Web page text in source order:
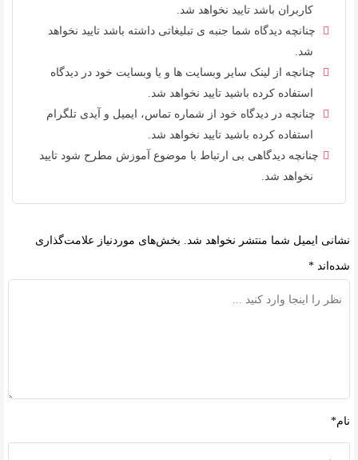
کاربران باشد تایید نخواهد شد.
چنانچه دیدگاه شما جنبه ی تبلیغاتی داشته باشد تایید نخواهد
شد.
چنانچه از لینک سایر وبسایت ها و یا وبسایت خود در دیدگاه
استفاده کرده باشید تایید نخواهد شد.
چنانچه در دیدگاه خود از شماره تماس، ایمیل و آیدی تلگرام
استفاده کرده باشید تایید نخواهد شد.
چنانچه دیدگاهی بی ارتباط با موضوع آموزش مطرح شود تایید
نخواهد شد.
نشانی ایمیل شما منتشر نخواهد شد. بخش‌های موردنیاز علامت‌گذاری
شده‌اند *
نام*